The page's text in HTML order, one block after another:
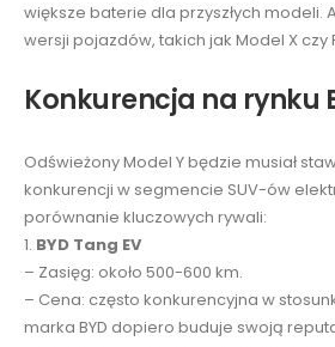
większe baterie dla przyszłych modeli.
wersji pojazdów, takich jak Model X czy
Konkurencja na rynku
Odświeżony Model Y będzie musiał
konkurencji w segmencie SUV-ów
porównanie kluczowych rywali:
1. BYD Tang EV
– Zasięg: około 500-600 km.
– Cena: często konkurencyjna w
marka BYD dopiero buduje swoją